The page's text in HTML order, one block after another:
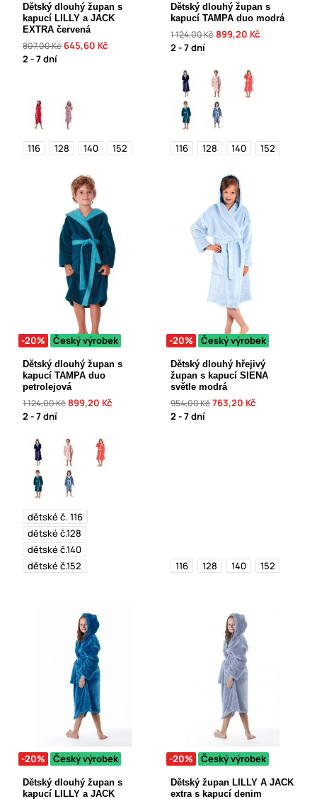
Dětský dlouhý župan s
kapucí LILLY a JACK
EXTRA červená
807,00 Kč 645,60 Kč
2 - 7 dní
116 128 140 152
Dětský dlouhý župan s
kapucí TAMPA duo modrá
1 124,00 Kč899,20 Kč
2 - 7 dní
116 128 140 152
-20% Český výrobek
Dětský dlouhý župan s
kapucí TAMPA duo
petrolejová
1 124,00 Kč899,20 Kč
2 - 7 dní
dětské č. 116
dětské č.128
dětské č.140
dětské č.152
-20% Český výrobek
Dětský dlouhý hřejivý
župan s kapucí SIENA
světle modrá
954,00 Kč763,20 Kč
2 - 7 dní
116 128 140 152
-20% Český výrobek
Dětský dlouhý župan s
kapucí LILLY a JACK
-20% Český výrobek
Dětský župan LILLY A JACK
extra s kapucí denim